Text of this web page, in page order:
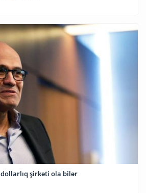
Dünyanın ilk 1 trilyon dollarlıq şirkəti ola bilər